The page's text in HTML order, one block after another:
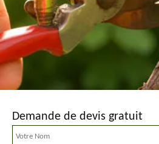
Demande de devis gratuit